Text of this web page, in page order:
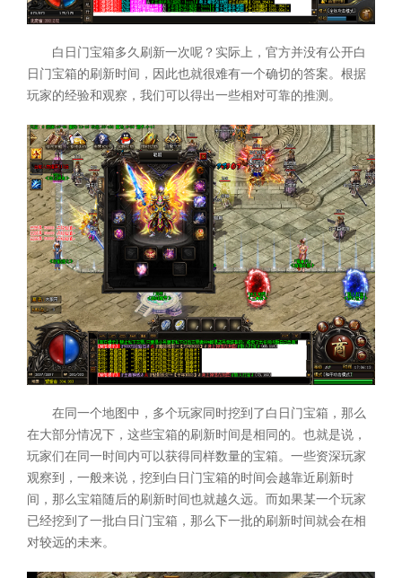
白日门宝箱多久刷新一次呢？实际上，官方并没有公开白
日门宝箱的刷新时间，因此也就很难有一个确切的答案。根据
玩家的经验和观察，我们可以得出一些相对可靠的推测。
在同一个地图中，多个玩家同时挖到了白日门宝箱，那么
在大部分情况下，这些宝箱的刷新时间是相同的。也就是说，
玩家们在同一时间内可以获得同样数量的宝箱。一些资深玩家
观察到，一般来说，挖到白日门宝箱的时间会越靠近刷新时
间，那么宝箱随后的刷新时间也就越久远。而如果某一个玩家
已经挖到了一批白日门宝箱，那么下一批的刷新时间就会在相
对较远的未来。